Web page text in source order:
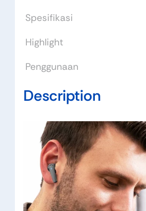
Spesifikasi
Highlight
Penggunaan
Description